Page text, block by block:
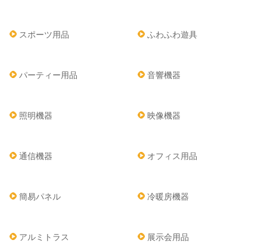
スポーツ用品 ふわふわ遊具
パーティー用品 音響機器
照明機器 映像機器
通信機器 オフィス用品
簡易パネル 冷暖房機器
アルミトラス 展示会用品